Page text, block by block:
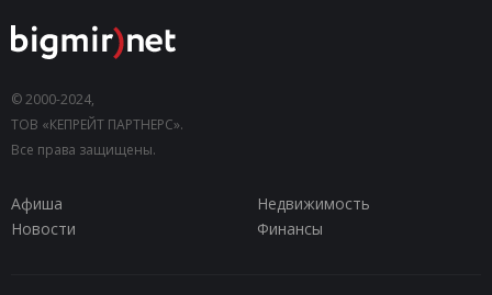
© 2000-2024,
ТОВ «КЕПРЕЙТ ПАРТНЕРС».
Все права защищены.
Афиша
Недвижимость
Новости
Финансы